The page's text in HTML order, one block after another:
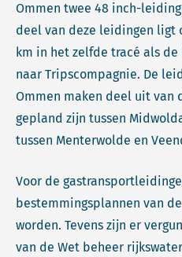
Ommen twee 48 inch-
deel van deze leidingen ligt
km in het zelfde tracé als
naar Tripscompagnie. De
Ommen maken deel uit van
gepland zijn tussen
tussen Menterwolde en
Voor de
bestemmingsplannen van
worden. Tevens zijn er
van de Wet beheer